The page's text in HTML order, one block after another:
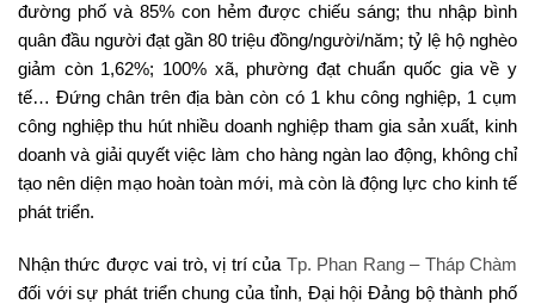
đường phố và 85% con hẻm được chiếu sáng; thu nhập bình
quân đầu người đạt gần 80 triệu đồng/người/năm; tỷ lệ hộ nghèo
giảm còn 1,62%; 100% xã, phường đạt chuẩn quốc gia về y
tế… Đứng chân trên địa bàn còn có 1 khu công nghiệp, 1 cụm
công nghiệp thu hút nhiều doanh nghiệp tham gia sản xuất, kinh
doanh và giải quyết việc làm cho hàng ngàn lao động, không chỉ
tạo nên diện mạo hoàn toàn mới, mà còn là động lực cho kinh tế
phát triển.
Nhận thức được vai trò, vị trí của Tp. Phan Rang – Tháp Chàm
đối với sự phát triển chung của tỉnh, Đại hội Đảng bộ thành phố